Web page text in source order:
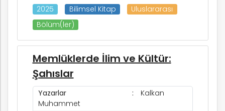
2025 Bilimsel Kitap
Uluslararası
Bölüm(ler)
Memlüklerde İlim ve Kültür:
Şahıslar
Yazarlar
Kalkan
Muhammet